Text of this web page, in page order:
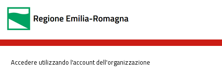
Accedere utilizzando l'account dell'organizzazione